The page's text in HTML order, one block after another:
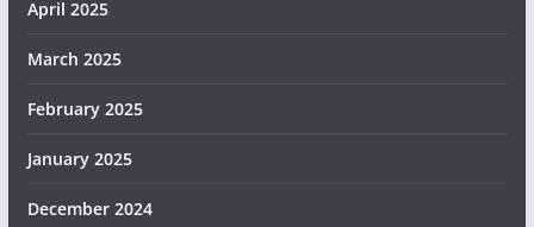
April 2025
March 2025
February 2025
January 2025
December 2024